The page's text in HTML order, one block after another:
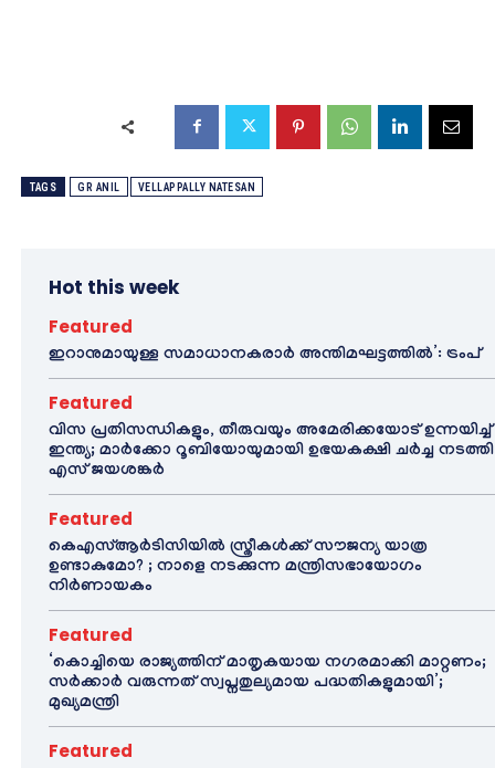
TAGS GR ANIL VELLAPPALLY NATESAN
Hot this week
Featured
ഇറാനുമായുള്ള സമാധാനകരാർ അന്തിമഘട്ടത്തിൽ‌’: ട്രംപ്
Featured
വിസ പ്രതിസന്ധികളും, തീരുവയും അമേരിക്കയോട് ഉന്നയിച്ച്
ഇന്ത്യ; മാർക്കോ റൂബിയോയുമായി ഉഭയകക്ഷി ചർച്ച നടത്തി
എസ് ജയശങ്കർ
Featured
കെഎസ്ആർടിസിയിൽ സ്ത്രീകൾക്ക് സൗജന്യ യാത്ര
ഉണ്ടാകുമോ? ; നാളെ നടക്കുന്ന മന്ത്രിസഭായോഗം
നിർണായകം
Featured
‘കൊച്ചിയെ രാജ്യത്തിന് മാതൃകയായ നഗരമാക്കി മാറ്റണം;
സർക്കാർ വരുന്നത് സ്വപ്നതുല്യമായ പദ്ധതികളുമായി’;
മുഖ്യമന്ത്രി
Featured